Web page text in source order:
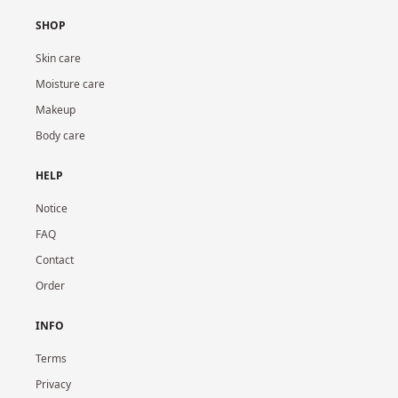
SHOP
Skin care
Moisture care
Makeup
Body care
HELP
Notice
FAQ
Contact
Order
INFO
Terms
Privacy